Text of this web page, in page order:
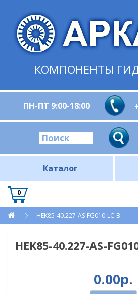
КОМПОНЕНТЫ
ПН-ПТ 9:00-18:00
Каталог
0
HEK85-40.227-AS-FG010-LC-B
HEK85-40.227-AS-
0.00р.